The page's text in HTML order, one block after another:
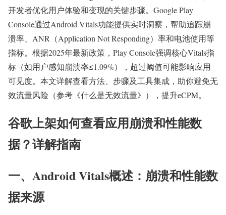
开发者优化用户体验和变现的关键步骤。Google Play
Console通过Android Vitals功能提供实时洞察，帮助追踪崩
溃率、ANR（Application Not Responding）率和电池使用等
指标。根据2025年最新政策，Play Console强调核心Vitals指
标（如用户感知崩溃率≤1.09%），超过阈值可能影响应用
可见度。本文详解查看方法、步骤及工具集成，助你避免无
效流量风险（参考《什么是无效流量》），提升eCPM。
谷歌上架如何查看应用崩溃和性能数
据？详解指南
一、Android Vitals概述：崩溃和性能数
据来源